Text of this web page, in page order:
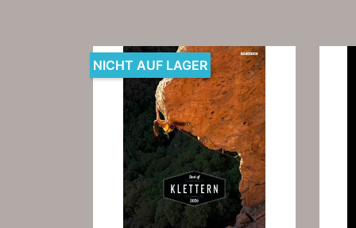
NICHT AUF LAGER